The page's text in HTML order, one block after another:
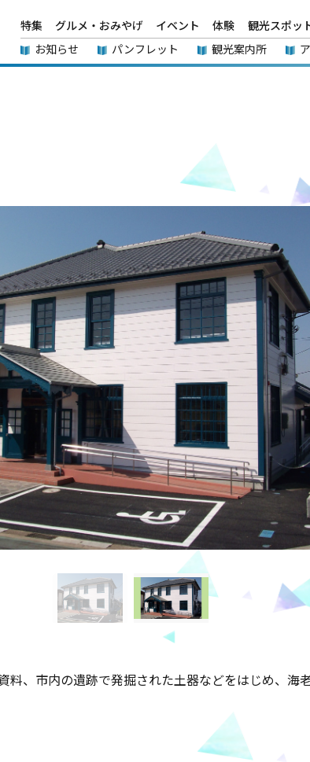
特集 グルメ・おみやげ イベント 体験 観光スポッ
お知らせ
パンフレット 観光案内所
料、市内の遺跡で発掘された土器などをはじめ、海